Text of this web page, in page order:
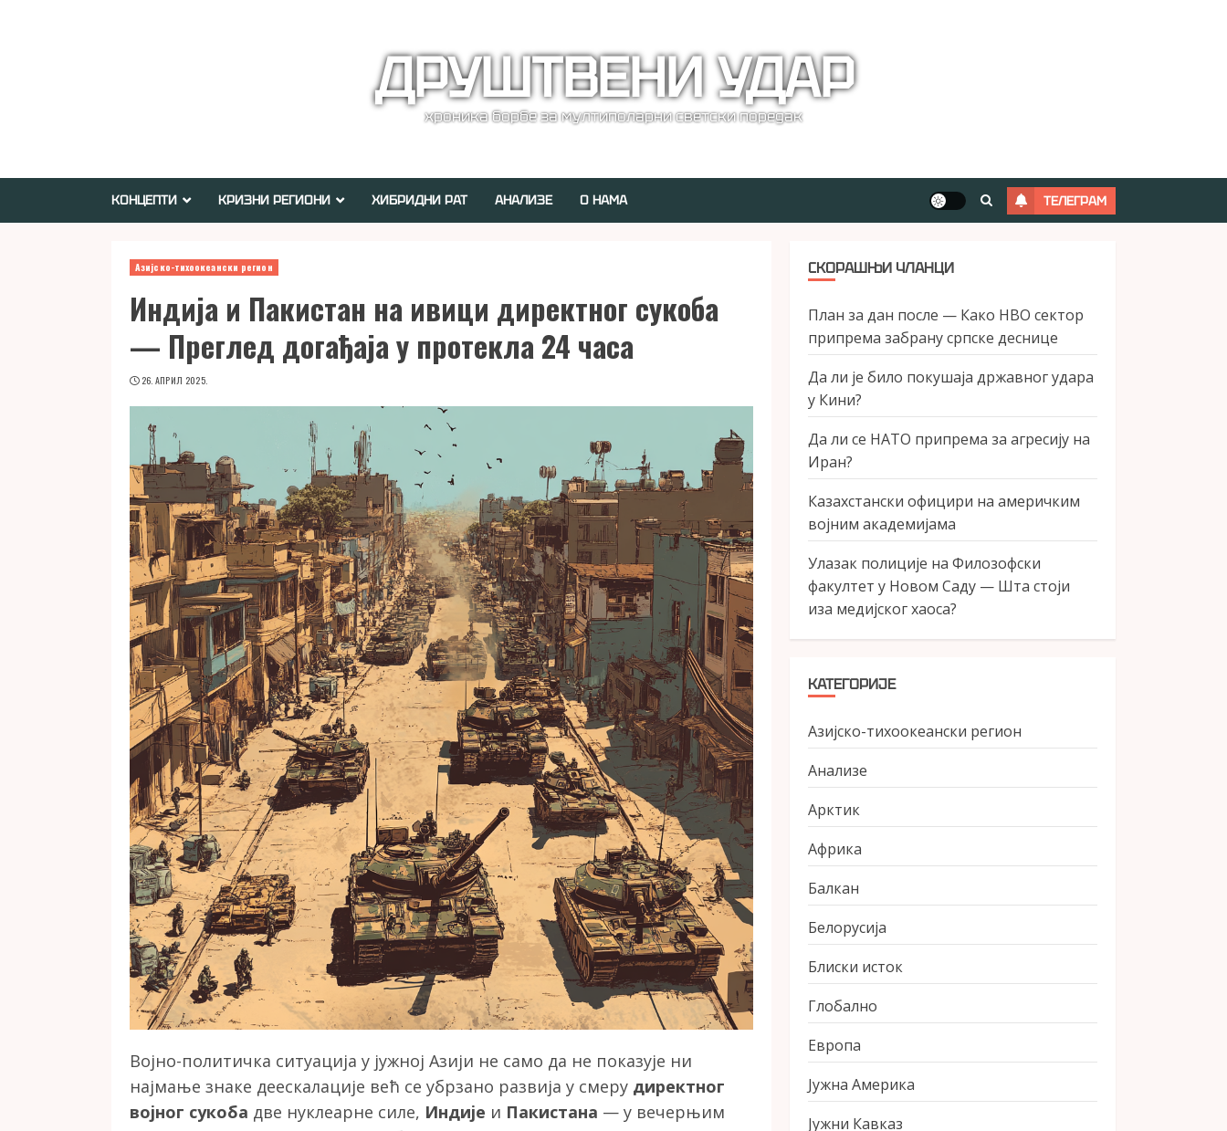
ДРУШТВЕНИ УДАР
хроника борбе за мултиполарни светски поредак
КОНЦЕПТИ КРИЗНИ РЕГИОНИ ХИБРИДНИ РАТ АНАЛИЗЕ О НАМА ТЕЛЕГРАМ
Азијско-тихоокеански регион
Индија и Пакистан на ивици директног сукоба
— Преглед догађаја у протекла 24 часа
26. АПРИЛ 2025.
Војно-политичка ситуација у јужној Азији не само да не показује ни
најмање знаке деескалације већ се убрзано развија у смеру директног
војног сукоба две нуклеарне силе, Индије и Пакистана — у вечерњим
СКОРАШЊИ ЧЛАНЦИ
План за дан после — Како НВО сектор
припрема забрану српске деснице
Да ли је било покушаја државног удара
у Кини?
Да ли се НАТО припрема за агресију на
Иран?
Казахстански официри на америчким
војним академијама
Улазак полиције на Филозофски
факултет у Новом Саду — Шта стоји
иза медијског хаоса?
КАТЕГОРИЈЕ
Азијско-тихоокеански регион
Анализе
Арктик
Африка
Балкан
Белорусија
Блиски исток
Глобално
Европа
Јужна Америка
Јужни Кавказ